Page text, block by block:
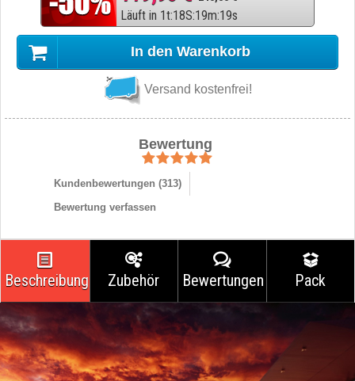
Läuft in 1t:18S:19m:18s
In den Warenkorb
Versand kostenfrei!
Bewertung
Kundenbewertungen (313)
Bewertung verfassen
Beschreibung Zubehör Bewertungen Pack